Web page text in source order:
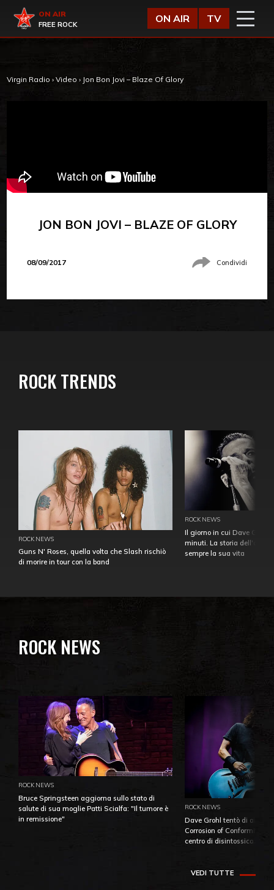
Virgin Radio
ON AIR
FREE ROCK
ON AIR TV
Virgin Radio › Video › Jon Bon Jovi – Blaze Of Glory
JON BON JOVI – BLAZE OF GLORY
08/09/2017 Condividi
ROCK TRENDS
ROCK NEWS
Guns N' Roses, quella volta che Slash rischiò
di morire in tour con la band
ROCK NEWS
Il giorno in cui Dave
minuti. La storia
sempre la sua vita
ROCK NEWS
ROCK NEWS
Bruce Springsteen aggiorna sullo stato di
salute di sua moglie Patti Scialfa: "Il tumore è
in remissione"
ROCK NEWS
Dave Grohl tentò di
Corrosion of Conformity
centro di
VEDI TUTTE